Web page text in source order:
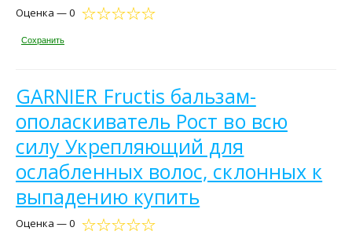
Оценка — 0
Сохранить
GARNIER Fructis бальзам-
ополаскиватель Рост во всю
силу Укрепляющий для
ослабленных волос, склонных к
выпадению купить
Оценка — 0